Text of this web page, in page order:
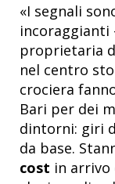
«I segnali
incoraggianti
proprietaria
nel centro
crociera
Bari per dei
dintorni: giri
da base.
cost in arrivo